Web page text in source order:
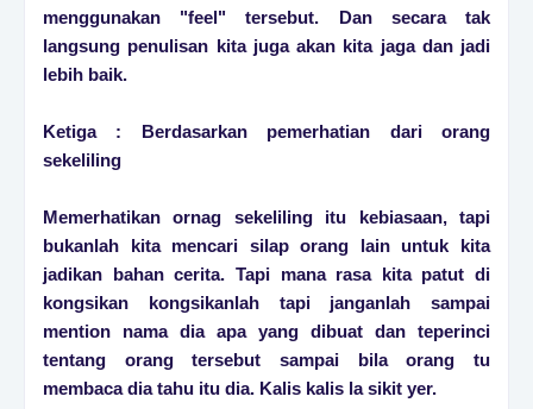
menggunakan "feel" tersebut. Dan secara tak
langsung penulisan kita juga akan kita jaga dan jadi
lebih baik.
Ketiga : Berdasarkan pemerhatian dari orang
sekeliling
Memerhatikan ornag sekeliling itu kebiasaan, tapi
bukanlah kita mencari silap orang lain untuk kita
jadikan bahan cerita. Tapi mana rasa kita patut di
kongsikan kongsikanlah tapi janganlah sampai
mention nama dia apa yang dibuat dan teperinci
tentang orang tersebut sampai bila orang tu
membaca dia tahu itu dia. Kalis kalis la sikit yer.